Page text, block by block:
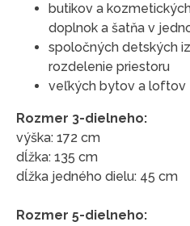
butikov a
doplnok a šatňa v
spoločných detských
rozdelenie priestoru
veľkých bytov a loftov
Rozmer 3-dielneho:
výška: 172 cm
dĺžka: 135 cm
dĺžka jedného dielu: 45 cm
Rozmer 5-dielneho: